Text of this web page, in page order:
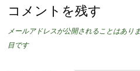
コメントを残す
メールアドレスが公開されることはありま
目です